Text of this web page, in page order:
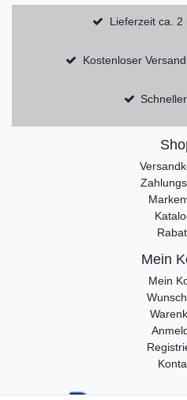
Lieferzeit ca. 2
Kostenloser
Mein
Mein